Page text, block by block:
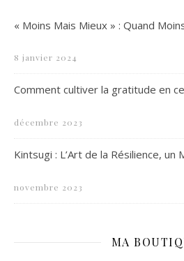
« Moins Mais Mieux » : Quand
8 janvier 2024
Comment cultiver la gratitude en
décembre 2023
Kintsugi : L’Art de la Résilience, un
novembre 2023
MA